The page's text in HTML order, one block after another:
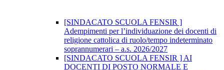
[SINDACATO SCUOLA FENSIR ]
Adempimenti per l’individuazione dei docenti di
religione cattolica di ruolo/tempo indeterminato
soprannumerari – a.s. 2026/2027
[SINDACATO SCUOLA FENSIR ] AI
DOCENTI DI POSTO NORMALE E